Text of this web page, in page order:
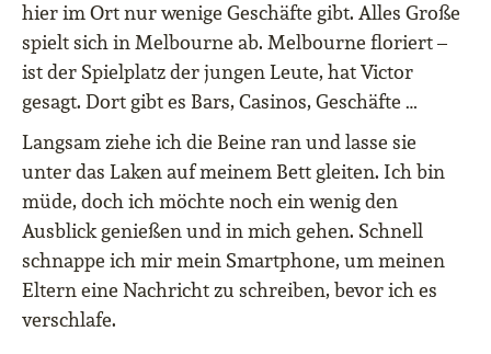
hier im Ort nur wenige Geschäfte gibt. Alles Große
spielt sich in Melbourne ab. Melbourne floriert –
ist der Spielplatz der jungen Leute, hat Victor
gesagt. Dort gibt es Bars, Casinos, Geschäfte …
Langsam ziehe ich die Beine ran und lasse sie
unter das Laken auf meinem Bett gleiten. Ich bin
müde, doch ich möchte noch ein wenig den
Ausblick genießen und in mich gehen. Schnell
schnappe ich mir mein Smartphone, um meinen
Eltern eine Nachricht zu schreiben, bevor ich es
verschlafe.